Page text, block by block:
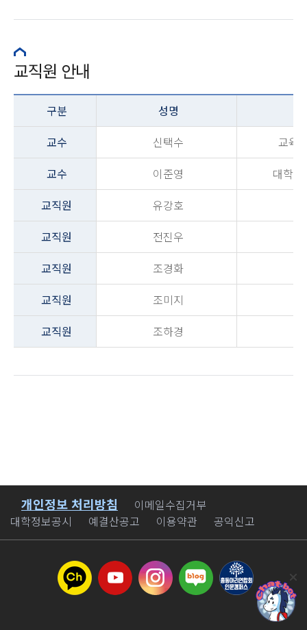
교직원 안내
구분 성명
교수
신택수
교육
교수
이준영
대학
교직원
유강호
교직원
전진우
교직원
조경화
교직원
조미지
교직원
조하경
바로가기
개인정보 처리방침
이메일수집거부
대학정보공시
예결산공고 이용약관 공익신고